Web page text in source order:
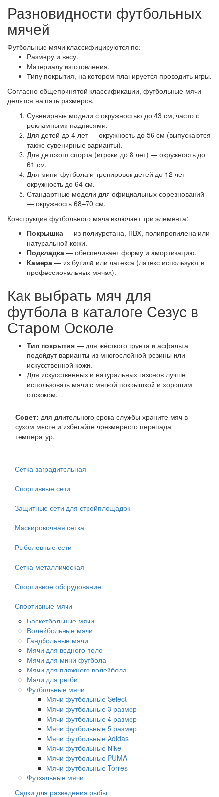
Разновидности футбольных
мячей
Футбольные мячи классифицируются по:
Размеру и весу.
Материалу изготовления.
Типу покрытия, на котором планируется проводить игры.
Согласно общепринятой классификации, футбольные мячи
делятся на пять размеров:
Сувенирные модели с окружностью до 43 см, часто с
рекламными надписями.
Для детей до 4 лет — окружность до 56 см (выпускаются
также сувенирные варианты).
Для детского спорта (игроки до 8 лет) — окружность до
61 см.
Для мини-футбола и тренировок детей до 12 лет —
окружность до 64 см.
Стандартные модели для официальных соревнований
— окружность 68–70 см.
Конструкция футбольного мяча включает три элемента:
Покрышка — из полиуретана, ПВХ, полипропилена или
натуральной кожи.
Подкладка — обеспечивает форму и амортизацию.
Камера — из бутилa или латекса (латекс используют в
профессиональных мячах).
Как выбрать мяч для
футбола в каталоге Сезус в
Старом Осколе
Тип покрытия — для жёсткого грунта и асфальта
подойдут варианты из многослойной резины или
искусственной кожи.
Для искусственных и натуральных газонов лучше
использовать мячи с мягкой покрышкой и хорошим
отскоком.
Совет: для длительного срока службы храните мяч в
сухом месте и избегайте чрезмерного перепада
температур.
Сетка заградительная
Спортивные сети
Защитные сети для стройплощадок
Маскировочная сетка
Рыболовные сети
Сетка металлическая
Спортивное оборудование
Спортивные мячи
Баскетбольные мячи
Волейбольные мячи
Гандбольные мячи
Мячи для водного поло
Мячи для мини футбола
Мячи для пляжного волейбола
Мячи для регби
Футбольные мячи
Мячи футбольные Select
Мячи футбольные 3 размер
Мячи футбольные 4 размер
Мячи футбольные 5 размер
Мячи футбольные Adidas
Мячи футбольные Nike
Мячи футбольные PUMA
Мячи футбольные Torres
Футзальные мячи
Садки для разведения рыбы